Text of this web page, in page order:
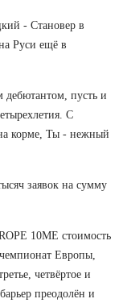
- Становер в
Руси ещё в
пусть и
С
корме, Ты - нежный
заявок на сумму
10ME стоимость
Европы,
четвёртое и
преодолён и